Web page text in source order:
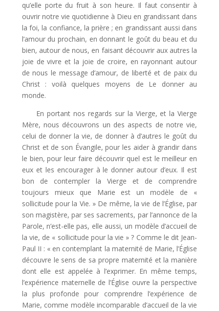
qu’elle porte du fruit à son heure. Il faut consentir à
ouvrir notre vie quotidienne à Dieu en grandissant dans
la foi, la confiance, la prière ; en grandissant aussi dans
l’amour du prochain, en donnant le goût du beau et du
bien, autour de nous, en faisant découvrir aux autres la
joie de vivre et la joie de croire, en rayonnant autour
de nous le message d’amour, de liberté et de paix du
Christ : voilà quelques moyens de Le donner au
monde.
En portant nos regards sur la Vierge, et la Vierge
Mère, nous découvrons un des aspects de notre vie,
celui de donner la vie, de donner à d’autres le goût du
Christ et de son Évangile, pour les aider à grandir dans
le bien, pour leur faire découvrir quel est le meilleur en
eux et les encourager à le donner autour d’eux. Il est
bon de contempler la Vierge et de comprendre
toujours mieux que Marie est un modèle de «
sollicitude pour la Vie. » De même, la vie de l’Église, par
son magistère, par ses sacrements, par l’annonce de la
Parole, n’est-elle pas, elle aussi, un modèle d’accueil de
la vie, de « sollicitude pour la vie » ? Comme le dit Jean-
Paul II : « en contemplant la maternité de Marie, l’Église
découvre le sens de sa propre maternité et la manière
dont elle est appelée à l’exprimer. En même temps,
l’expérience maternelle de l’Église ouvre la perspective
la plus profonde pour comprendre l’expérience de
Marie, comme modèle incomparable d’accueil de la vie